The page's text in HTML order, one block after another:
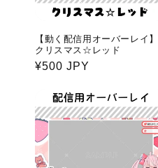
【動く配信用オーバーレイ】
クリスマス☆レッド
通
格
¥500 JPY